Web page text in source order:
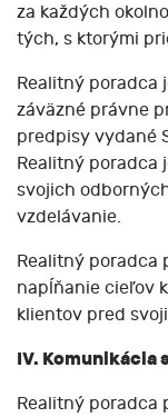
za každých
tých, s ktorými
Realitný poradca
záväzné právne
predpisy vydané
Realitný poradca
svojich
vzdelávanie.
Realitný poradca
napĺňanie cieľov
klientov pred
IV. Komunikácia
Realitný poradca